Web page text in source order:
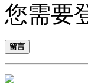
您需要
留言